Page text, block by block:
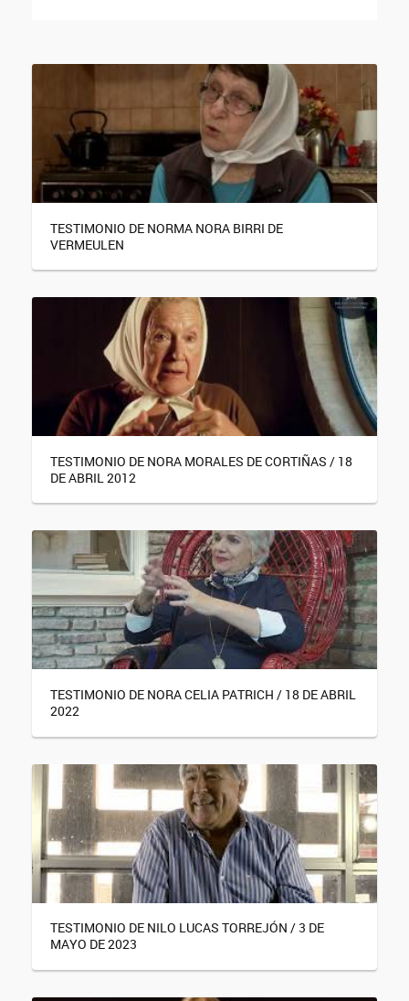
TESTIMONIO DE NORMA NORA BIRRI DE
VERMEULEN
TESTIMONIO DE NORA MORALES DE CORTIÑAS / 18
DE ABRIL 2012
TESTIMONIO DE NORA CELIA PATRICH / 18 DE ABRIL
2022
TESTIMONIO DE NILO LUCAS TORREJÓN / 3 DE
MAYO DE 2023